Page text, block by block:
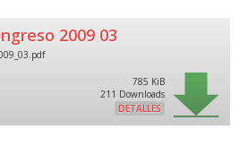
2009 03
785 KiB
211 Downloads
DETALLES